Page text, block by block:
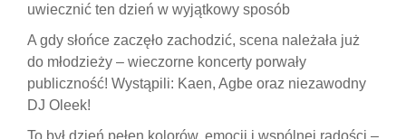
uwiecznić ten dzień w wyjątkowy sposób
A gdy słońce zaczęło zachodzić, scena należała już
do młodzieży – wieczorne koncerty porwały
publiczność! Wystąpili: Kaen, Agbe oraz niezawodny
DJ Oleek!
To był dzień pełen kolorów, emocji i wspólnej radości –